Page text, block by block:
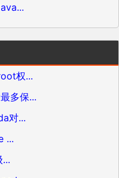
权...
多保...
对...
...